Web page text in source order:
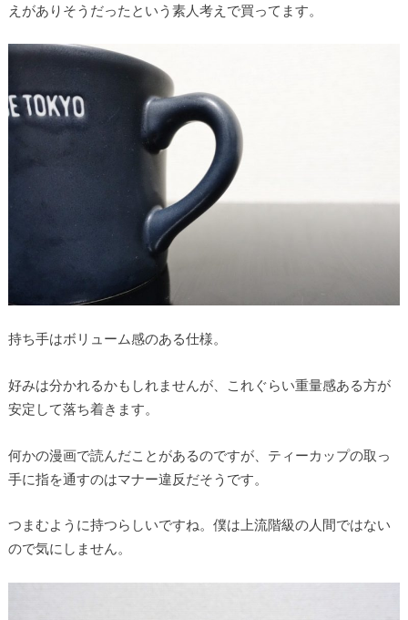
えがありそうだったという素人考えで買ってます。
持ち手はボリューム感のある仕様。
好みは分かれるかもしれませんが、これぐらい重量感ある方が
安定して落ち着きます。
何かの漫画で読んだことがあるのですが、ティーカップの取っ
手に指を通すのはマナー違反だそうです。
つまむように持つらしいですね。僕は上流階級の人間ではない
ので気にしません。